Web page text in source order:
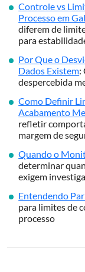
Controle vs
Processo em
diferem de
para
Por Que o
Dados Existem:
despercebida
Como Definir
Acabamento
refletir
margem de
Quando o
determinar
exigem
Entendendo
para limites de
processo